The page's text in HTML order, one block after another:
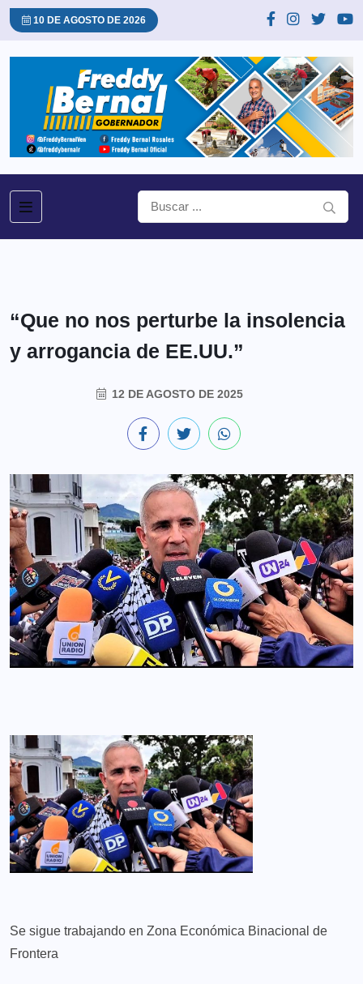
10 DE AGOSTO DE 2026
“Que no nos perturbe la insolencia
y arrogancia de EE.UU.”
12 DE AGOSTO DE 2025
Se sigue trabajando en Zona Económica Binacional de
Frontera